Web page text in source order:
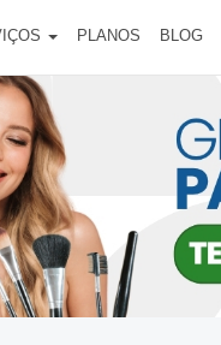
PLANOS BLOG